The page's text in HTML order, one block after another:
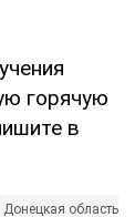
горячую
в
Донецкая область